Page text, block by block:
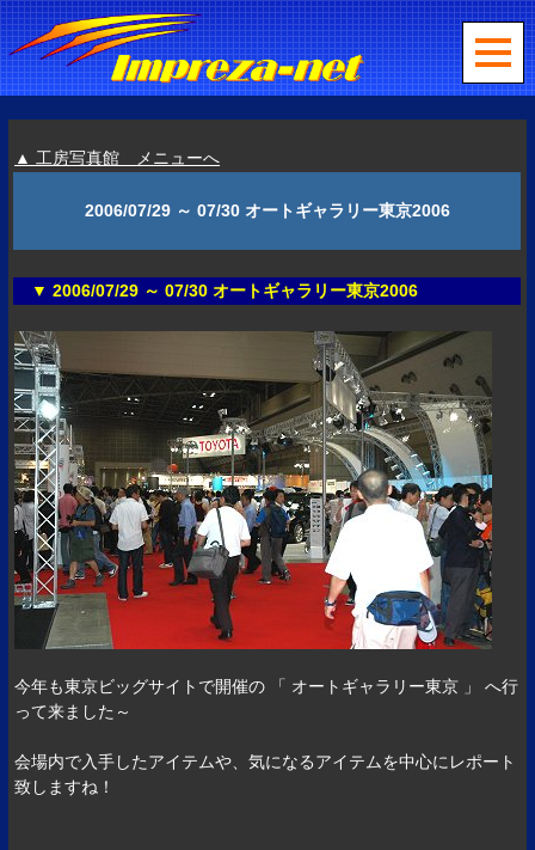
▲ 工房写真館 メニューへ
2006/07/29 ～ 07/30 オートギャラリー東京2006
▼ 2006/07/29 ～ 07/30 オートギャラリー東京2006
今年も東京ビッグサイトで開催の 「 オートギャラリー東京 」 へ行
って来ました～
会場内で入手したアイテムや、気になるアイテムを中心にレポート
致しますね！